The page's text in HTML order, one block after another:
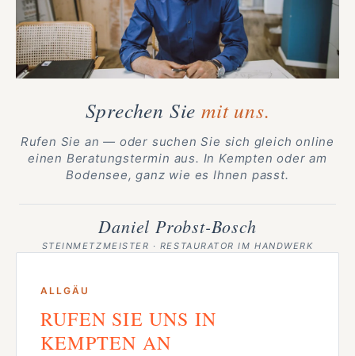
Sprechen Sie mit uns.
Rufen Sie an — oder suchen Sie sich gleich online
einen Beratungstermin aus. In Kempten oder am
Bodensee, ganz wie es Ihnen passt.
Daniel Probst-Bosch
STEINMETZMEISTER · RESTAURATOR IM HANDWERK
ALLGÄU
RUFEN SIE UNS IN
KEMPTEN AN